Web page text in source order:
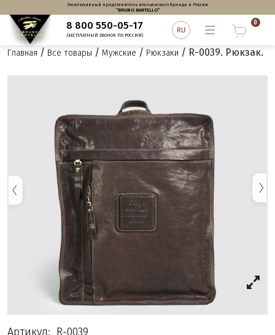
Эксклюзивный представитель итальянского бренда в России
“BRUNO BARTELLO”
8 800 550-05-17
(БЕСПЛАТНЫЙ ЗВОНОК ПО РОССИИ)
0
Главная / Все товары / Мужские / Рюкзаки / R-0039. Рюкзак.
Артикул: R-0039